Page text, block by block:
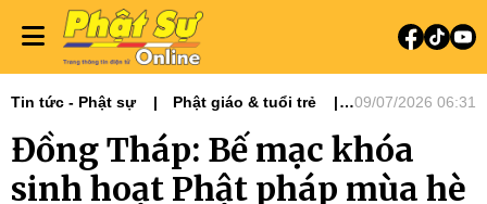
Tin tức - Phật sự
Phật giáo & tuổi trẻ
Tin Tức Hoạt Động
09/07/2026 06:31
Đồng Tháp: Bế mạc khóa
sinh hoạt Phật pháp mùa hè